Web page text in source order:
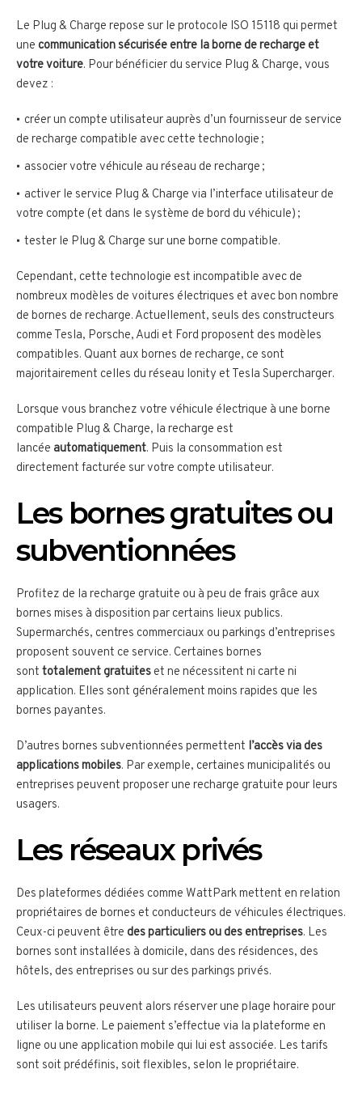
Le Plug & Charge repose sur le protocole ISO 15118 qui permet
une communication sécurisée entre la borne de recharge et
votre voiture. Pour bénéficier du service Plug & Charge, vous
devez :
créer un compte utilisateur auprès d’un fournisseur de service
de recharge compatible avec cette technologie ;
associer votre véhicule au réseau de recharge ;
activer le service Plug & Charge via l’interface utilisateur de
votre compte (et dans le système de bord du véhicule) ;
tester le Plug & Charge sur une borne compatible.
Cependant, cette technologie est incompatible avec de
nombreux modèles de voitures électriques et avec bon nombre
de bornes de recharge. Actuellement, seuls des constructeurs
comme Tesla, Porsche, Audi et Ford proposent des modèles
compatibles. Quant aux bornes de recharge, ce sont
majoritairement celles du réseau Ionity et Tesla Supercharger.
Lorsque vous branchez votre véhicule électrique à une borne
compatible Plug & Charge, la recharge est
lancée automatiquement. Puis la consommation est
directement facturée sur votre compte utilisateur.
Les bornes gratuites ou
subventionnées
Profitez de la recharge gratuite ou à peu de frais grâce aux
bornes mises à disposition par certains lieux publics.
Supermarchés, centres commerciaux ou parkings d’entreprises
proposent souvent ce service. Certaines bornes
sont totalement gratuites et ne nécessitent ni carte ni
application. Elles sont généralement moins rapides que les
bornes payantes.
D’autres bornes subventionnées permettent l’accès via des
applications mobiles. Par exemple, certaines municipalités ou
entreprises peuvent proposer une recharge gratuite pour leurs
usagers.
Les réseaux privés
Des plateformes dédiées comme WattPark mettent en relation
propriétaires de bornes et conducteurs de véhicules électriques.
Ceux-ci peuvent être des particuliers ou des entreprises. Les
bornes sont installées à domicile, dans des résidences, des
hôtels, des entreprises ou sur des parkings privés.
Les utilisateurs peuvent alors réserver une plage horaire pour
utiliser la borne. Le paiement s’effectue via la plateforme en
ligne ou une application mobile qui lui est associée. Les tarifs
sont soit prédéfinis, soit flexibles, selon le propriétaire.